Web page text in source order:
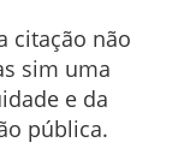
citação não
sim uma
e da
pública.